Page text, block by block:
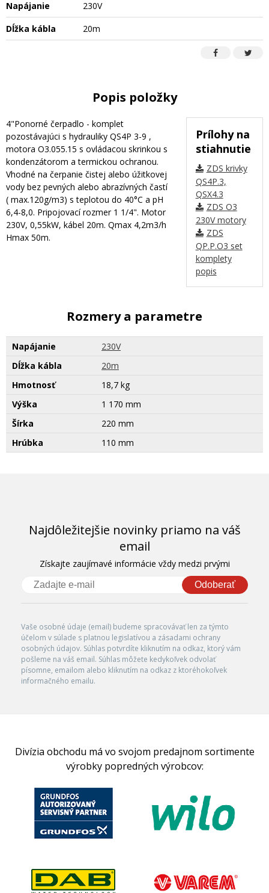
Napájanie
230V
Dĺžka kábla
20m
Popis položky
Prílohy na
stiahnutie
ZDS krivky
QS4P.3,
QSX4.3
ZDS O3
230V motory
ZDS
QP.P.O3 set
komplety
popis
4"Ponorné čerpadlo - komplet
pozostávajúci s hydrauliky QS4P 3-9 ,
motora O3.055.15 s ovládacou skrinkou s
kondenzátorom a termickou ochranou.
Vhodné na čerpanie čistej alebo úžitkovej
vody bez pevných alebo abrazívných častí
( max.120g/m3) s teplotou do 40°C a pH
6,4-8,0. Pripojovací rozmer 1 1/4". Motor
230V, 0,55kW, kábel 20m. Qmax 4,2m3/h
Hmax 50m.
Rozmery a parametre
Napájanie
230V
Dĺžka kábla
20m
Hmotnosť
18,7 kg
Výška
1 170 mm
Šírka
220 mm
Hrúbka
110 mm
Najdôležitejšie novinky priamo na váš
email
Získajte zaujímavé informácie vždy medzi prvými
Odoberať
Vaše osobné údaje (email) budeme spracovávať len za týmto
účelom v súlade s platnou legislatívou a zásadami ochrany
osobných údajov. Súhlas potvrdíte kliknutím na odkaz, ktorý vám
pošleme na váš email. Súhlas môžete kedykoľvek odvolať
písomne, emailom alebo kliknutím na odkaz z ktoréhokoľvek
informačného emailu.
Divízia obchodu má vo svojom predajnom sortimente
výrobky popredných výrobcov: